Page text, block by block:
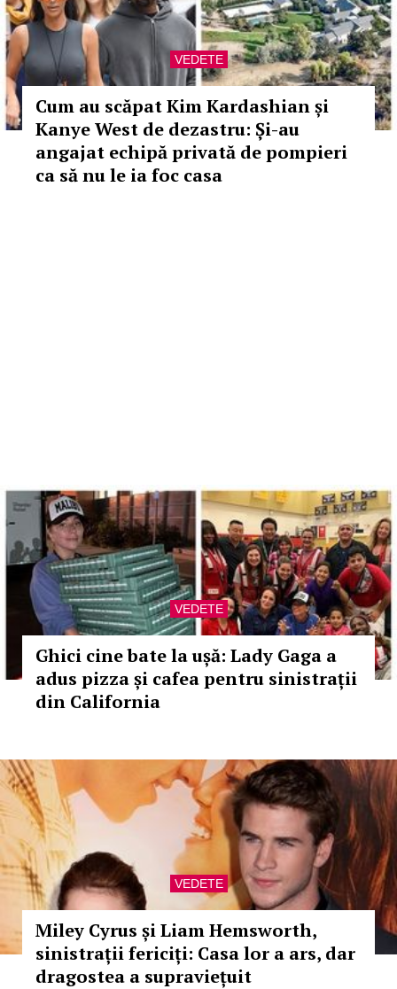
VEDETE
Cum au scăpat Kim Kardashian și
Kanye West de dezastru: Și-au
angajat echipă privată de pompieri
ca să nu le ia foc casa
VEDETE
Ghici cine bate la ușă: Lady Gaga a
adus pizza și cafea pentru sinistrații
din California
VEDETE
Miley Cyrus și Liam Hemsworth,
sinistrații fericiți: Casa lor a ars, dar
dragostea a supraviețuit